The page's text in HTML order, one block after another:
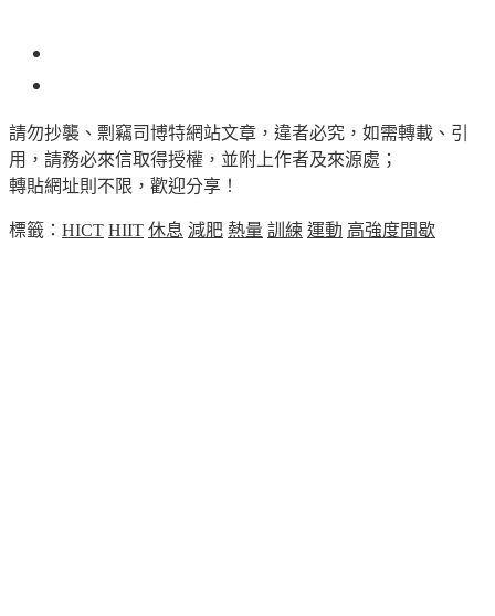
請勿抄襲、剽竊司博特網站文章，違者必究，如需轉載、引
用，請務必來信取得授權，並附上作者及來源處；
轉貼網址則不限，歡迎分享！
標籤： HICT HIIT 休息 減肥 熱量 訓練 運動 高強度間歇